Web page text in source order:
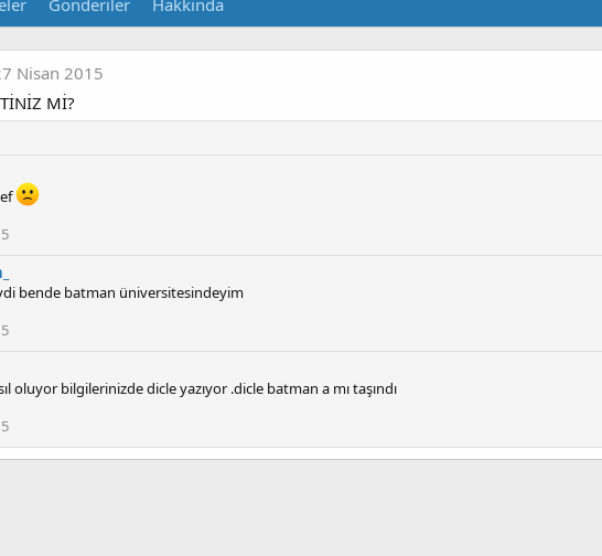
Gönderiler Hakkında
Nisan 2015
Mİ?
bende batman üniversitesindeyim
oluyor bilgilerinizde dicle yazıyor .dicle batman a mı taşındı